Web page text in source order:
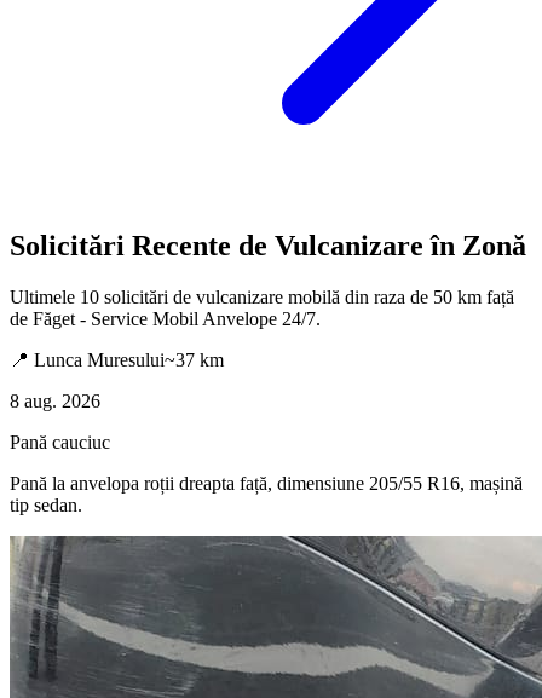
Solicitări Recente de Vulcanizare în Zonă
Ultimele 10 solicitări de vulcanizare mobilă din raza de 50 km față
de Făget - Service Mobil Anvelope 24/7.
📍 Lunca Muresului~37 km
8 aug. 2026
Pană cauciuc
Pană la anvelopa roții dreapta față, dimensiune 205/55 R16, mașină
tip sedan.